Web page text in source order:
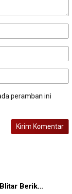
peramban ini
Berik…